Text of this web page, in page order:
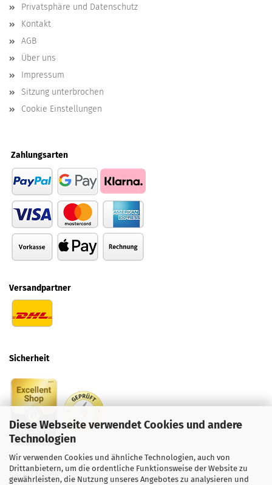
Diese Webseite verwendet Cookies und andere
Technologien
Wir verwenden Cookies und ähnliche Technologien, auch von
Drittanbietern, um die ordentliche Funktionsweise der Website zu
gewährleisten, die Nutzung unseres Angebotes zu analysieren und
Privatsphäre und Datenschutz
Kontakt
AGB
Über uns
Impressum
Sitzung unterbrochen
Cookie Einstellungen
Zahlungsarten
Versandpartner
Sicherheit
Social Media